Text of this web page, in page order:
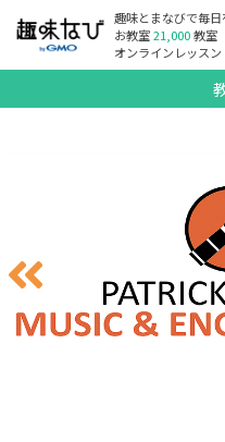
趣味とまなびで毎日
お教室21,000教室
オンラインレッス